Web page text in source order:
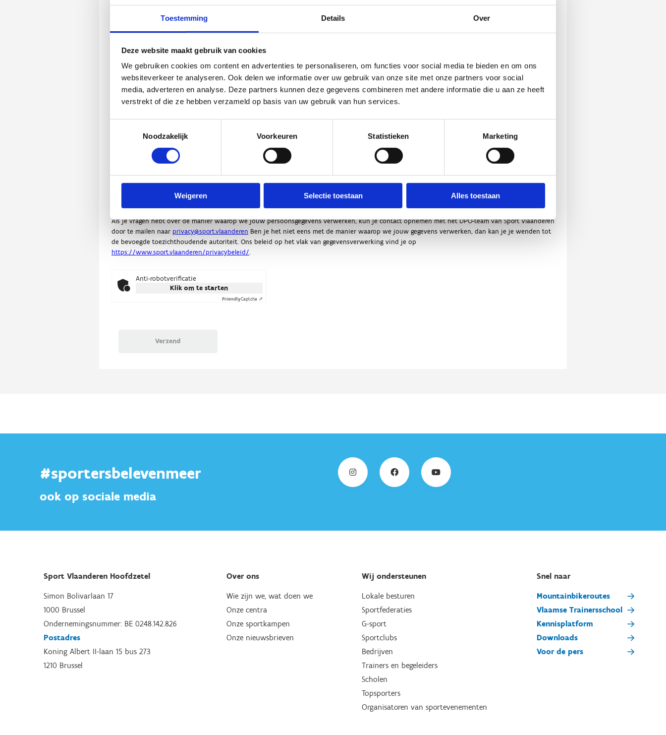
Toestemming Details Over
Deze website maakt gebruik van cookies
We gebruiken cookies om content en advertenties te personaliseren, om functies voor social media te bieden en om ons
websiteverkeer te analyseren. Ook delen we informatie over uw gebruik van onze site met onze partners voor social
media, adverteren en analyse. Deze partners kunnen deze gegevens combineren met andere informatie die u aan ze heeft
verstrekt of die ze hebben verzameld op basis van uw gebruik van hun services.
Noodzakelijk
Voorkeuren Statistieken Marketing
Weigeren Selectie toestaan Alles toestaan
#sportersbelevenmeer
ook op sociale media
Sport Vlaanderen Hoofdzetel
Simon Bolivarlaan 17
1000 Brussel
Ondernemingsnummer: BE 0248.142.826
Postadres
Koning Albert II-laan 15 bus 273
1210 Brussel
Over ons
Wie zijn we, wat doen we
Onze centra
Onze sportkampen
Onze nieuwsbrieven
Wij ondersteunen
Lokale besturen
Sportfederaties
G-sport
Sportclubs
Bedrijven
Trainers en begeleiders
Scholen
Topsporters
Organisatoren van sportevenementen
Snel naar
Mountainbikeroutes
Vlaamse Trainersschool
Kennisplatform
Downloads
Voor de pers